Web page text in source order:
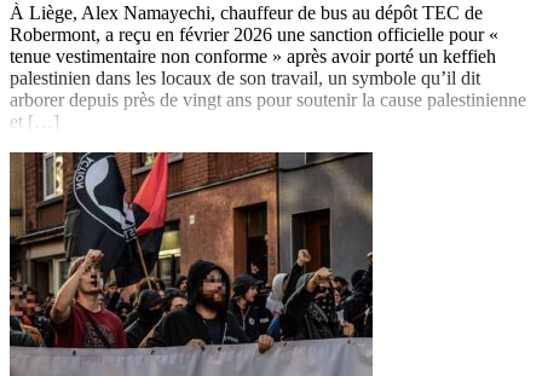
À Liège, Alex Namayechi, chauffeur de bus au dépôt TEC de
Robermont, a reçu en février 2026 une sanction officielle pour «
tenue vestimentaire non conforme » après avoir porté un keffieh
palestinien dans les locaux de son travail, un symbole qu’il dit
arborer depuis près de vingt ans pour soutenir la cause palestinienne
et […]